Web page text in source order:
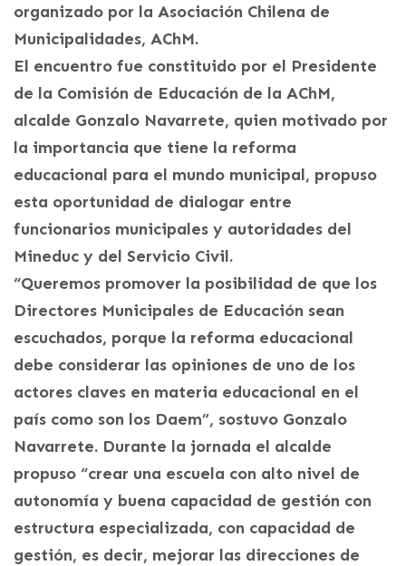
organizado por la Asociación Chilena de
Municipalidades, AChM.
El encuentro fue constituido por el Presidente
de la Comisión de Educación de la AChM,
alcalde Gonzalo Navarrete, quien motivado por
la importancia que tiene la reforma
educacional para el mundo municipal, propuso
esta oportunidad de dialogar entre
funcionarios municipales y autoridades del
Mineduc y del Servicio Civil.
“Queremos promover la posibilidad de que los
Directores Municipales de Educación sean
escuchados, porque la reforma educacional
debe considerar las opiniones de uno de los
actores claves en materia educacional en el
país como son los Daem”, sostuvo Gonzalo
Navarrete. Durante la jornada el alcalde
propuso “crear una escuela con alto nivel de
autonomía y buena capacidad de gestión con
estructura especializada, con capacidad de
gestión, es decir, mejorar las direcciones de